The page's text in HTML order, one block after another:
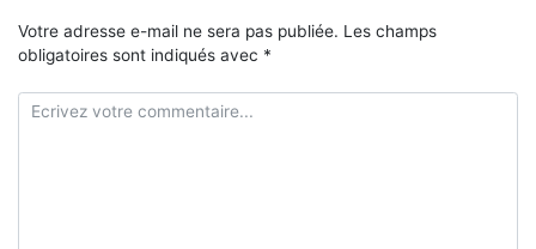
Votre adresse e-mail ne sera pas publiée. Les champs
obligatoires sont indiqués avec *